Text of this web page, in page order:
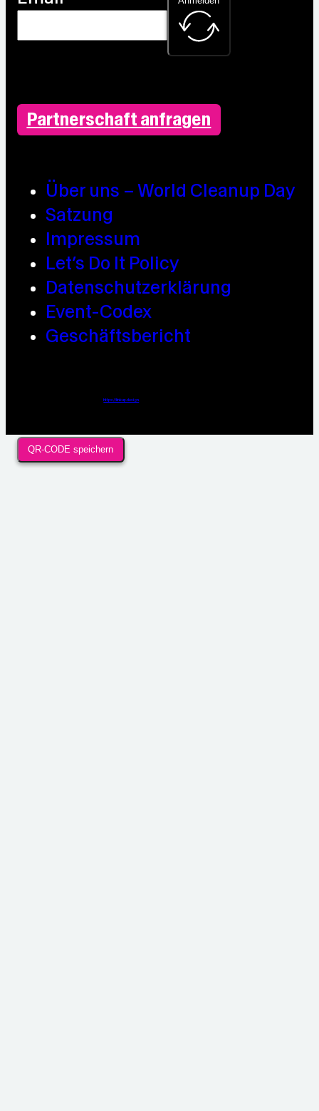
Partnerschaft anfragen
Über uns – World Cleanup Day
Satzung
Impressum
Let’s Do It Policy
Datenschutzerklärung
Event-Codex
Geschäftsbericht
https://linkup.design
QR-CODE speichern